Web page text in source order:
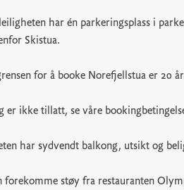
har én parkeringsplass i
Skistua.
for å booke Norefjellstua er 20
er ikke tillatt, se våre
har sydvendt balkong, utsikt og
forekomme støy fra restauranten